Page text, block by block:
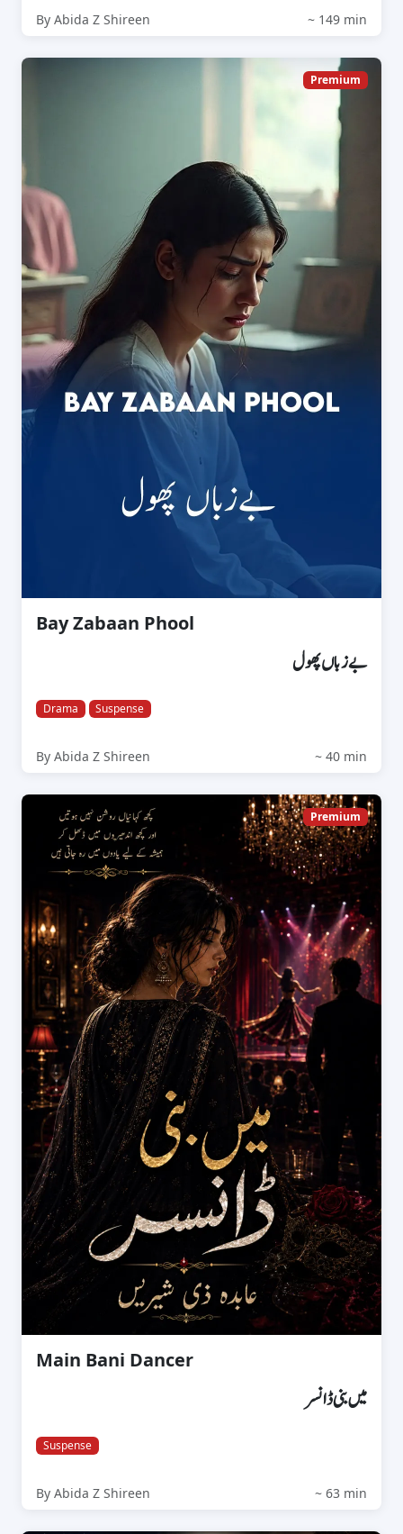
By Abida Z Shireen ~ 149 min
Premium
Bay Zabaan Phool
بےزباں پھول
Drama Suspense
By Abida Z Shireen ~ 40 min
Premium
Main Bani Dancer
میں بنی ڈانسر
Suspense
By Abida Z Shireen ~ 63 min